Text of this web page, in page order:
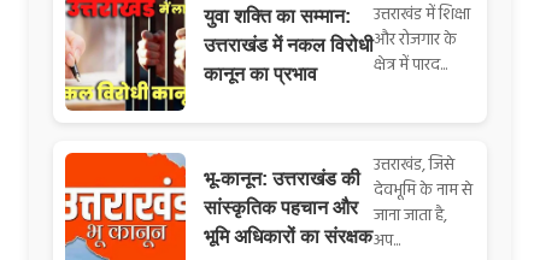
युवा शक्ति का सम्मान:
उत्तराखंड में नकल विरोधी
कानून का प्रभाव
उत्तराखंड में शिक्षा
और रोजगार के
क्षेत्र में पारद...
भू-कानून: उत्तराखंड की
सांस्कृतिक पहचान और
भूमि अधिकारों का संरक्षक
उत्तराखंड, जिसे
देवभूमि के नाम से
जाना जाता है,
अप...